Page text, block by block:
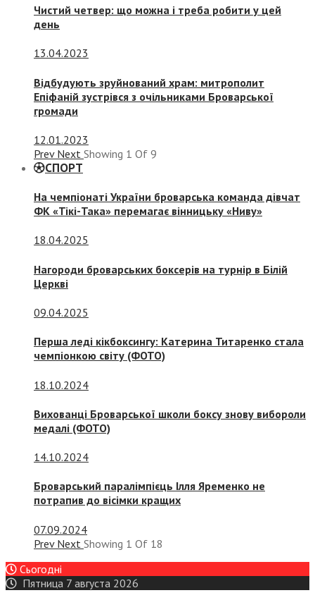
Чистий четвер: що можна і треба робити у цей
день
13.04.2023
Відбудують зруйнований храм: митрополит
Епіфаній зустрівся з очільниками Броварської
громади
12.01.2023
Prev Next Showing 1 Of 9
СПОРТ
На чемпіонаті України броварська команда дівчат
ФК «Тікі-Така» перемагає вінницьку «Ниву»
18.04.2025
Нагороди броварських боксерів на турнір в Білій
Церкві
09.04.2025
Перша леді кікбоксингу: Катерина Титаренко стала
чемпіонкою світу (ФОТО)
18.10.2024
Вихованці Броварської школи боксу знову вибороли
медалі (ФОТО)
14.10.2024
Броварський паралімпієць Ілля Яременко не
потрапив до вісімки кращих
07.09.2024
Prev Next Showing 1 Of 18
Сьогодні
Пятница 7 августа 2026